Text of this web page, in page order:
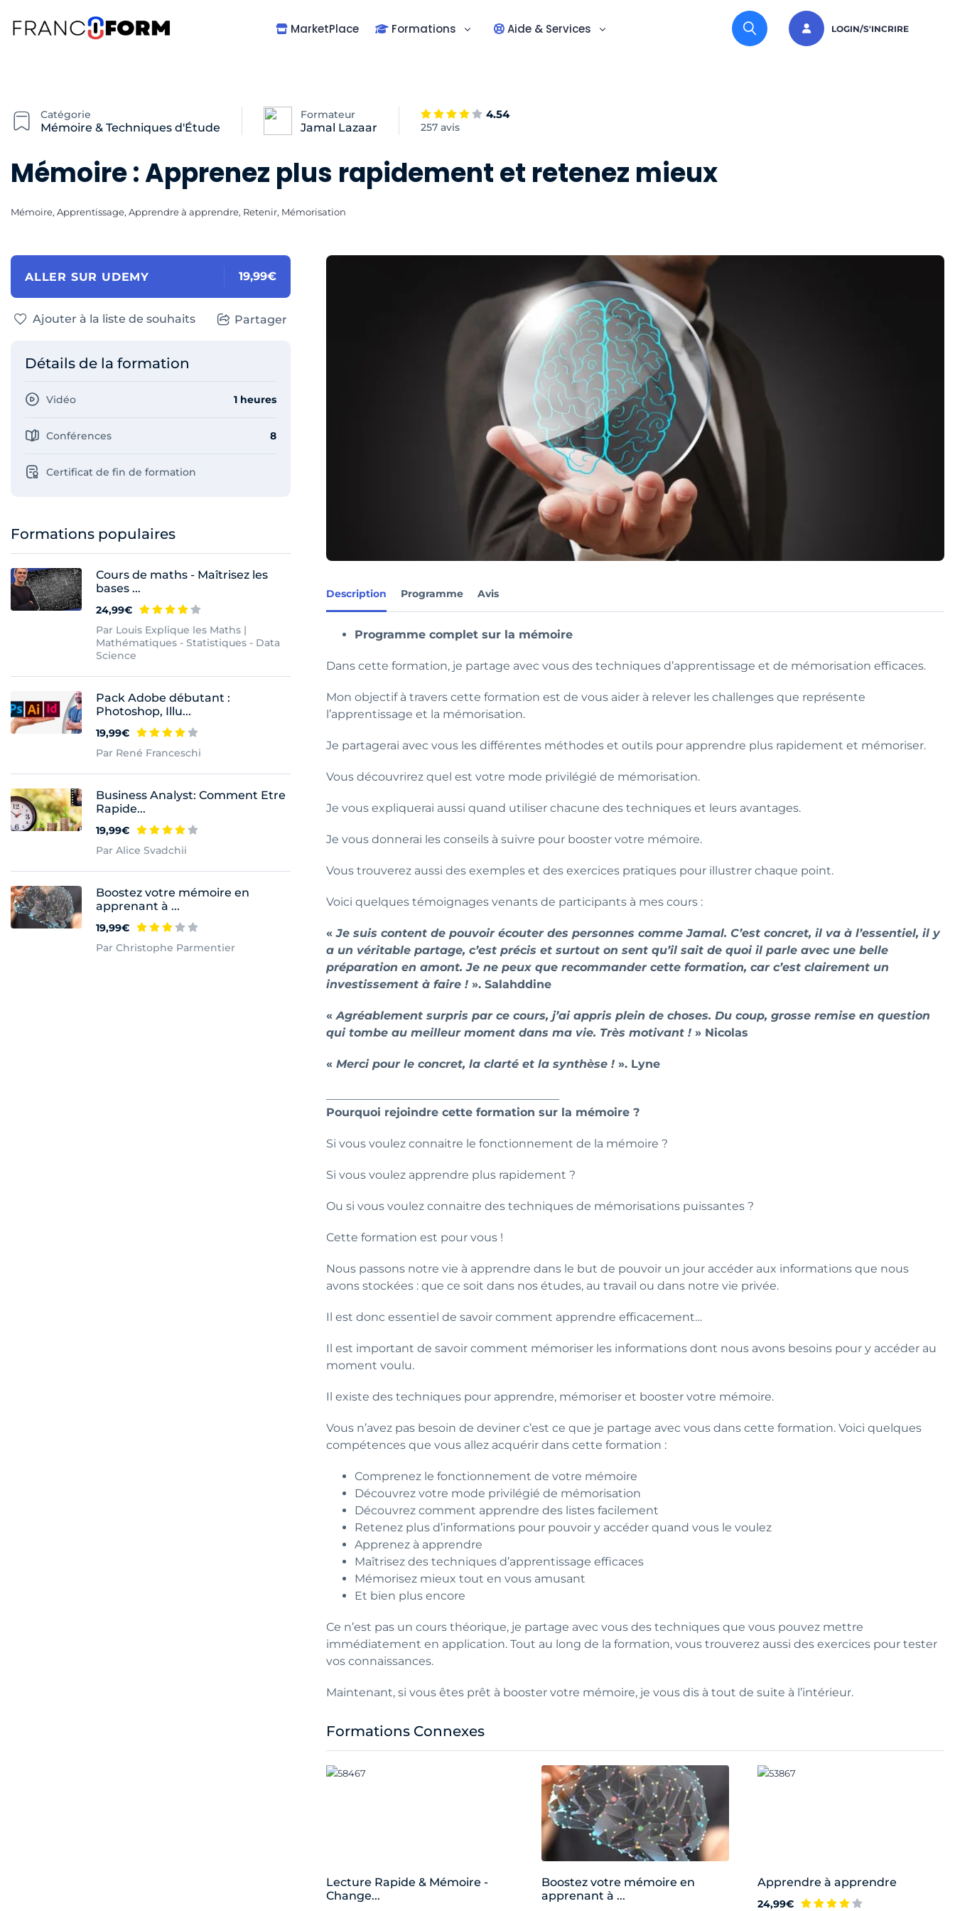
MarketPlace Formations Aide & Services LOGIN/S'INCRIRE
Catégorie
Mémoire & Techniques d'Étude
Formateur
Jamal Lazaar
4.54
257 avis
Mémoire : Apprenez plus rapidement et retenez mieux
Mémoire, Apprentissage, Apprendre à apprendre, Retenir, Mémorisation
ALLER SUR UDEMY 19,99€
Ajouter à la liste de souhaits Partager
Détails de la formation
Vidéo 1 heures
Conférences 8
Certificat de fin de formation
Formations populaires
Cours de maths - Maîtrisez les
bases ...
24,99€
Par Louis Explique les Maths |
Mathématiques - Statistiques - Data
Science
Pack Adobe débutant :
Photoshop, Illu...
19,99€
Par René Franceschi
Business Analyst: Comment Etre
Rapide...
19,99€
Par Alice Svadchii
Boostez votre mémoire en
apprenant à ...
19,99€
Par Christophe Parmentier
Description Programme Avis
Programme complet sur la mémoire
Dans cette formation, je partage avec vous des techniques d’apprentissage et de mémorisation efficaces.
Mon objectif à travers cette formation est de vous aider à relever les challenges que représente
l’apprentissage et la mémorisation.
Je partagerai avec vous les différentes méthodes et outils pour apprendre plus rapidement et mémoriser.
Vous découvrirez quel est votre mode privilégié de mémorisation.
Je vous expliquerai aussi quand utiliser chacune des techniques et leurs avantages.
Je vous donnerai les conseils à suivre pour booster votre mémoire.
Vous trouverez aussi des exemples et des exercices pratiques pour illustrer chaque point.
Voici quelques témoignages venants de participants à mes cours :
«Je suis content de pouvoir écouter des personnes comme Jamal. C’est concret, il va à l’essentiel, il y
a un véritable partage, c’est précis et surtout on sent qu’il sait de quoi il parle avec une belle
préparation en amont. Je ne peux que recommander cette formation, car c’est clairement un
investissement à faire !». Salahddine
«Agréablement surpris par ce cours, j’ai appris plein de choses. Du coup, grosse remise en question
qui tombe au meilleur moment dans ma vie. Très motivant ! » Nicolas
«Merci pour le concret, la clarté et la synthèse ! ». Lyne
Pourquoi rejoindre cette formation sur la mémoire ?
Si vous voulez connaitre le fonctionnement de la mémoire ?
Si vous voulez apprendre plus rapidement ?
Ou si vous voulez connaitre des techniques de mémorisations puissantes ?
Cette formation est pour vous !
Nous passons notre vie à apprendre dans le but de pouvoir un jour accéder aux informations que nous
avons stockées : que ce soit dans nos études, au travail ou dans notre vie privée.
Il est donc essentiel de savoir comment apprendre efficacement…
Il est important de savoir comment mémoriser les informations dont nous avons besoins pour y accéder au
moment voulu.
Il existe des techniques pour apprendre, mémoriser et booster votre mémoire.
Vous n’avez pas besoin de deviner c’est ce que je partage avec vous dans cette formation. Voici quelques
compétences que vous allez acquérir dans cette formation :
Comprenez le fonctionnement de votre mémoire
Découvrez votre mode privilégié de mémorisation
Découvrez comment apprendre des listes facilement
Retenez plus d’informations pour pouvoir y accéder quand vous le voulez
Apprenez à apprendre
Maîtrisez des techniques d’apprentissage efficaces
Mémorisez mieux tout en vous amusant
Et bien plus encore
Ce n’est pas un cours théorique, je partage avec vous des techniques que vous pouvez mettre
immédiatement en application. Tout au long de la formation, vous trouverez aussi des exercices pour tester
vos connaissances.
Maintenant, si vous êtes prêt à booster votre mémoire, je vous dis à tout de suite à l’intérieur.
Formations Connexes
Lecture Rapide & Mémoire -
Change...
Boostez votre mémoire en
apprenant à ...
Apprendre à apprendre
24,99€